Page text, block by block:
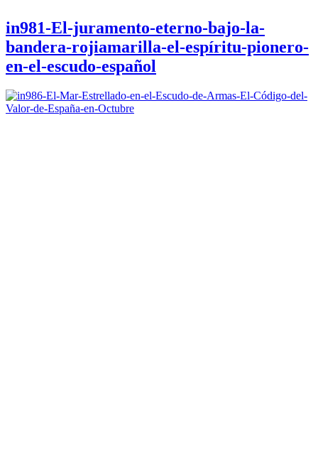
in981-El-juramento-eterno-bajo-la-
bandera-rojiamarilla-el-espíritu-pionero-
en-el-escudo-español